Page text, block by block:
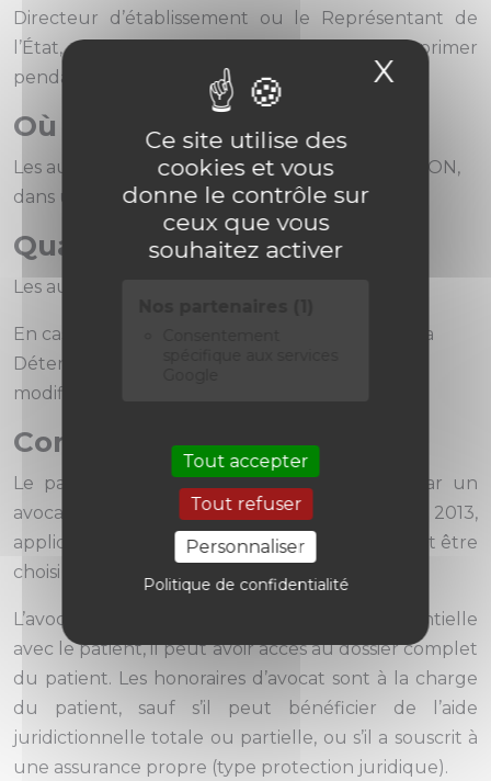
Ce site utilise des
cookies et vous
donne le contrôle sur
ceux que vous
souhaitez activer
Tout accepter
Tout refuser
Personnaliser
Politique de confidentialité
X
Directeur d’établissement ou le Représentant de
l’État, et le parquet peuvent également s’exprimer
pendant l’audience.
Où ?
Les audiences se tiennent au CPO, site d’ALENCON,
dans une salle réservée au Tribunal Judiciaire.
Quand ?
Les audiences se tiennent le mercredi.
En cas de jour férié, le Juge des Libertés et de la
Détention informe le bureau des entrées de la
modification du jour de l’audience.
Comment ?
Le patient doit être assisté ou représenté par un
avocat (cf. Loi n°2013-869 du 27 septembre 2013,
applicable au 1er septembre 2014). Celui-ci peut être
choisi ou commis d’office.
L’avocat peut s’entretenir de façon confidentielle
avec le patient, il peut avoir accès au dossier complet
du patient. Les honoraires d’avocat sont à la charge
du patient, sauf s’il peut bénéficier de l’aide
juridictionnelle totale ou partielle, ou s’il a souscrit à
une assurance propre (type protection juridique).